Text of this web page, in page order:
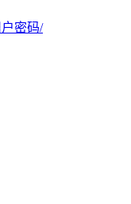
户密码/